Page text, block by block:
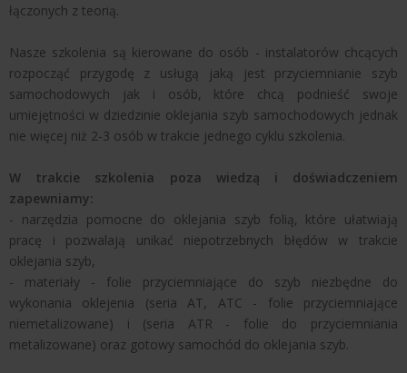
łączonych z teorią.
Nasze szkolenia są kierowane do osób - instalatorów chcących
rozpocząć przygodę z usługą jaką jest przyciemnianie szyb
samochodowych jak i osób, które chcą podnieść swoje
umiejętności w dziedzinie oklejania szyb samochodowych jednak
nie więcej niż 2-3 osób w trakcie jednego cyklu szkolenia.
W trakcie szkolenia poza wiedzą i doświadczeniem
zapewniamy:
- narzędzia pomocne do oklejania szyb folią, które ułatwiają
pracę i pozwalają unikać niepotrzebnych błędów w trakcie
oklejania szyb,
- materiały - folie przyciemniające do szyb niezbędne do
wykonania oklejenia (seria AT, ATC - folie przyciemniające
niemetalizowane) i (seria ATR - folie do przyciemniania
metalizowane) oraz gotowy samochód do oklejania szyb.